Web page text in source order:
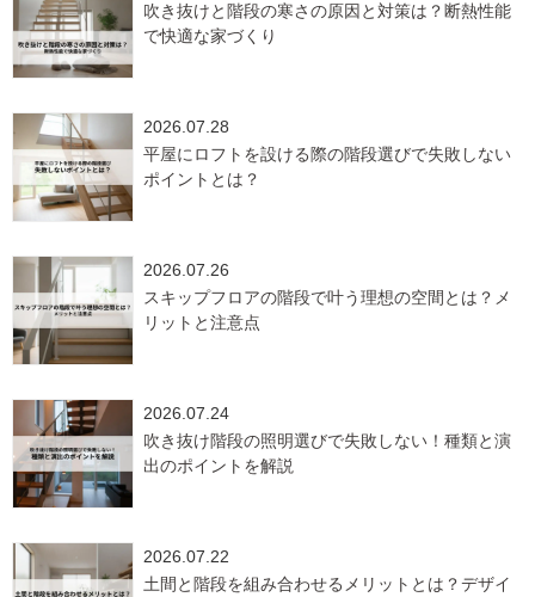
吹き抜けと階段の寒さの原因と対策は？断熱性能
で快適な家づくり
2026.07.28
平屋にロフトを設ける際の階段選びで失敗しない
ポイントとは？
2026.07.26
スキップフロアの階段で叶う理想の空間とは？メ
リットと注意点
2026.07.24
吹き抜け階段の照明選びで失敗しない！種類と演
出のポイントを解説
2026.07.22
土間と階段を組み合わせるメリットとは？デザイ